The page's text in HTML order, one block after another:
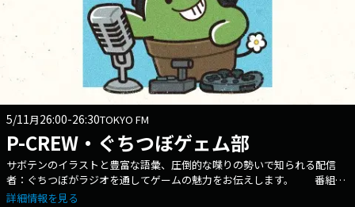
5/11月26:00-26:30TOKYO FM
P-CREW・ぐちつぼゲェム部
サボテンのイラストと豊富な語彙、圧倒的な喋りの勢いで知られる配信
者：ぐちつぼがラジオを通してゲームの魅力をお伝えします。 番組
Webサイト：https://audee-membership.jp/gutitubogg メッセージフ
詳細情報を見る